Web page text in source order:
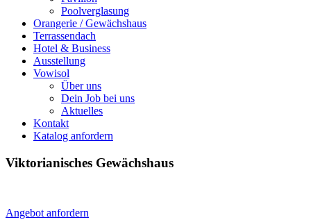
Poolverglasung
Orangerie / Gewächshaus
Terrassendach
Hotel & Business
Ausstellung
Vowisol
Über uns
Dein Job bei uns
Aktuelles
Kontakt
Katalog anfordern
Viktorianisches Gewächshaus
Angebot anfordern